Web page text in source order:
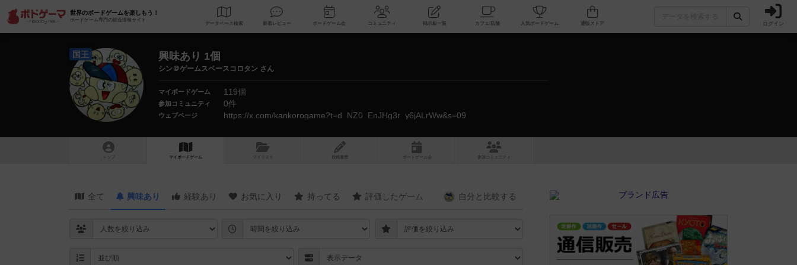
世界のボードゲームを楽しもう！
ボードゲーム専門の総合情報サイト
データベース 検索 新着レビュー ボードゲーム会 コミュニティ 掲示板一覧 カフェ/店舗 人気ボードゲーム ログイン
国王 興味あり 1個
シン＠ゲームスペースコロタン さん
マイボードゲーム 119個
参加コミュニティ 0件
ウェブページ https://x.com/kankorogame?t=d_NZ0_EnJHg3r_y6jALrWw&s=09
トップ マイボードゲーム マイリスト 投稿履歴 ボ ドゲ ーム コミュニティ
全て 興味あり 経験あり お気に入り 持ってる 評価したゲーム 自分と 比較する